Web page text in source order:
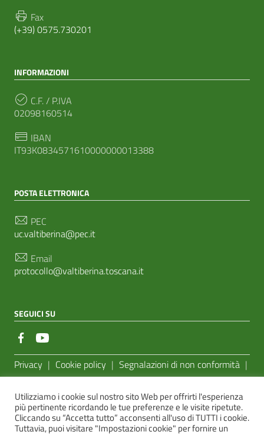
Fax
(+39) 0575.730201
INFORMAZIONI
C.F. / P.IVA
02098160514
IBAN
IT93K0834571610000000013388
POSTA ELETTRONICA
PEC
uc.valtiberina@pec.it
Email
protocollo@valtiberina.toscana.it
SEGUICI SU
Sezione Link Utili
Privacy | Cookie policy | Segnalazioni di non conformità |
AgID
Sito realizzato dallae-Linking Online Systems S.r.l.
Utilizziamo i cookie sul nostro sito Web per offrirti l'esperienza
più pertinente ricordando le tue preferenze e le visite ripetute.
Cliccando su “Accetta tutto” acconsenti all'uso di TUTTI i cookie.
Tuttavia, puoi visitare "Impostazioni cookie" per fornire un